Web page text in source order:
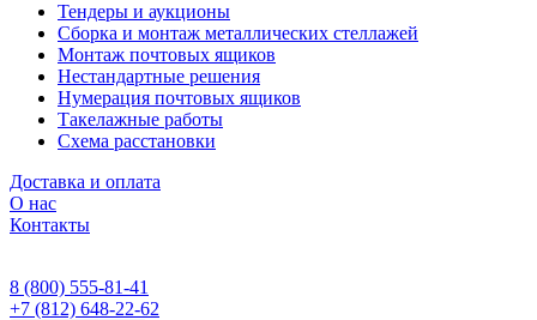
Тендеры и аукционы
Сборка и монтаж металлических стеллажей
Монтаж почтовых ящиков
Нестандартные решения
Нумерация почтовых ящиков
Такелажные работы
Схема расстановки
Доставка и оплата
О нас
Контакты
8 (800) 555-81-41
+7 (812) 648-22-62